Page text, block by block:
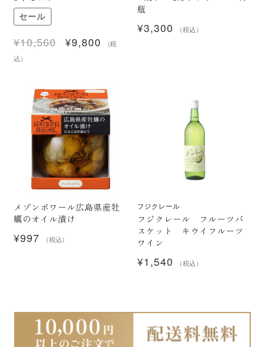
セール
¥10,560
元
は
¥10,560
で
し
た。
¥9,800 現
格
は
で
す。
（税
込）
瓶
¥3,300 （税込）
メゾンボワール広島県産牡
蠣のオイル漬け
¥997 （税込）
フジクレール
フジクレール フルーツバ
スケット キウイフルーツ
ワイン
¥1,540 （税込）